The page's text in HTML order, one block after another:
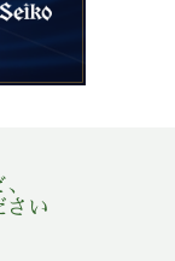
さい